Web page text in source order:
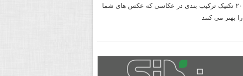
۲۰ تکنیک ترکیب بندی در عکاسی که عکس های شما
را بهتر می کنند